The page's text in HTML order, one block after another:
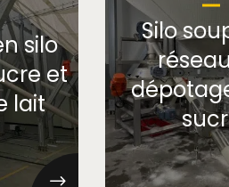
silo
et
lait
Silo